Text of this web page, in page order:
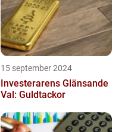
15 september 2024
Investerarens Glänsande
Val: Guldtackor